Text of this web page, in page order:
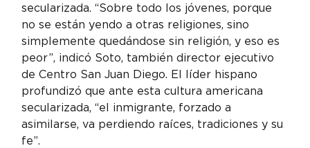
secularizada. “Sobre todo los jóvenes, porque
no se están yendo a otras religiones, sino
simplemente quedándose sin religión, y eso es
peor”, indicó Soto, también director ejecutivo
de Centro San Juan Diego. El líder hispano
profundizó que ante esta cultura americana
secularizada, “el inmigrante, forzado a
asimilarse, va perdiendo raíces, tradiciones y su
fe”.